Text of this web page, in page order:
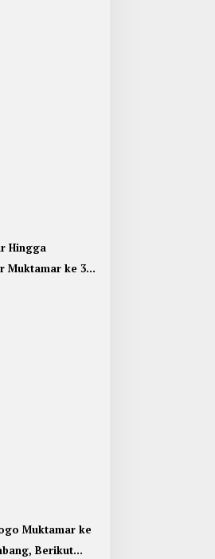
Hingga
Muktamar ke 35
Muktamar ke
Berikut